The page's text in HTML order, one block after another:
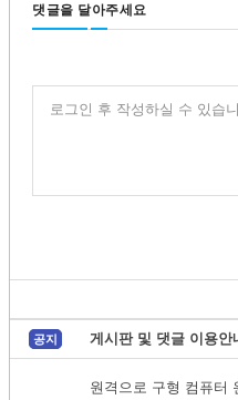
댓글을 달아주세요
로그인 후 작성하실 수 있습
공지 게시판 및 댓글 이용안
원격으로 구형 컴퓨터